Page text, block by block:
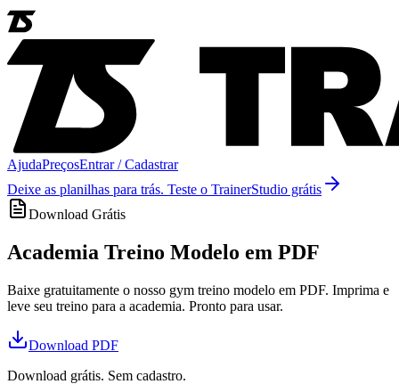
AjudaPreçosEntrar / Cadastrar
Deixe as planilhas para trás. Teste o TrainerStudio grátis
Download Grátis
Academia Treino Modelo em PDF
Baixe gratuitamente o nosso gym treino modelo em PDF. Imprima e
leve seu treino para a academia. Pronto para usar.
Download PDF
Download grátis. Sem cadastro.